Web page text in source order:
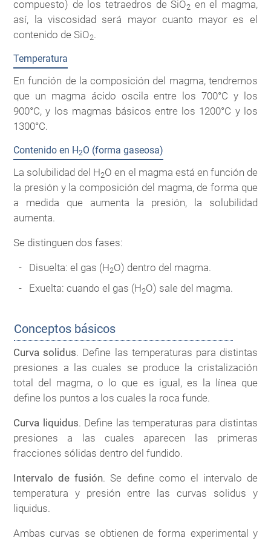
compuesto) de los tetraedros de SiO2 en el magma,
así, la viscosidad será mayor cuanto mayor es el
contenido de SiO2.
Temperatura
En función de la composición del magma, tendremos
que un magma ácido oscila entre los 700°C y los
900°C, y los magmas básicos entre los 1200°C y los
1300°C.
Contenido en H2O (forma gaseosa)
La solubilidad del H2O en el magma está en función de
la presión y la composición del magma, de forma que
a medida que aumenta la presión, la solubilidad
aumenta.
Se distinguen dos fases:
Disuelta: el gas (H2O) dentro del magma.
Exuelta: cuando el gas (H2O) sale del magma.
Conceptos básicos
Curva solidus. Define las temperaturas para distintas
presiones a las cuales se produce la cristalización
total del magma, o lo que es igual, es la línea que
define los puntos a los cuales la roca funde.
Curva liquidus. Define las temperaturas para distintas
presiones a las cuales aparecen las primeras
fracciones sólidas dentro del fundido.
Intervalo de fusión. Se define como el intervalo de
temperatura y presión entre las curvas solidus y
liquidus.
Ambas curvas se obtienen de forma experimental y